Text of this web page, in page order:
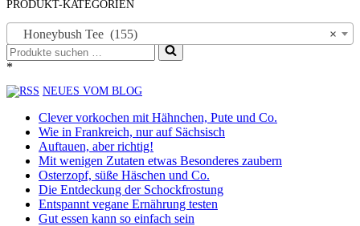
PRODUKT-KATEGORIEN
×
Honeybush Tee (155)
Suchen
nach …
*
NEUES VOM BLOG
Clever vorkochen mit Hähnchen, Pute und Co.
Wie in Frankreich, nur auf Sächsisch
Auftauen, aber richtig!
Mit wenigen Zutaten etwas Besonderes zaubern
Osterzopf, süße Häschen und Co.
Die Entdeckung der Schockfrostung
Entspannt vegane Ernährung testen
Gut essen kann so einfach sein